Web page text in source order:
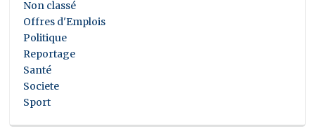
Non classé
Offres d'Emplois
Politique
Reportage
Santé
Societe
Sport